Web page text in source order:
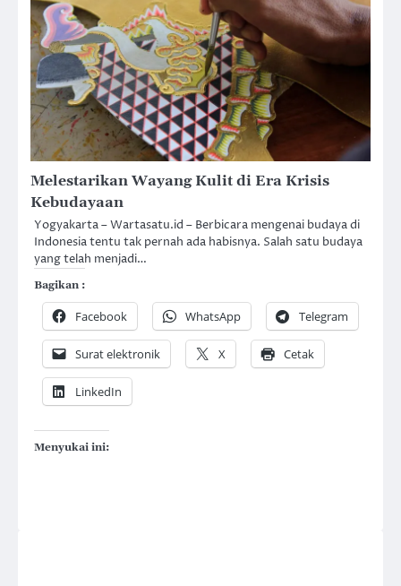
Melestarikan Wayang Kulit di Era Krisis
Kebudayaan
Yogyakarta – Wartasatu.id – Berbicara mengenai budaya di
Indonesia tentu tak pernah ada habisnya. Salah satu budaya
yang telah menjadi…
Bagikan :
Facebook WhatsApp Telegram
Surat elektronik X Cetak
LinkedIn
Menyukai ini: